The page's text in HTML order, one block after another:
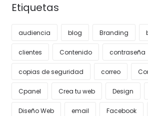
Etiquetas
audiencia blog Branding
clientes Contenido contraseña
copias de seguridad correo
Cpanel Crea tu web Design
Diseño Web email Facebook